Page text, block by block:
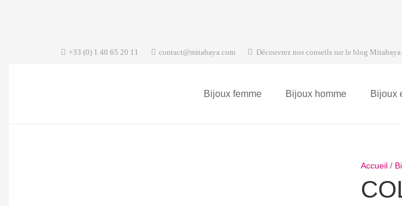
+33 (0) 1 40 65 20 11 contact@mitabaya.com Découvrez nos conseils sur le blog Mitabaya
Bijoux femme Bijoux homme Bijoux
Accueil/